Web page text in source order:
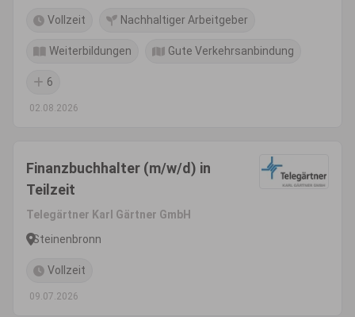
Vollzeit Nachhaltiger Arbeitgeber
Weiterbildungen Gute Verkehrsanbindung
6
02.08.2026
Finanzbuchhalter (m/w/d) in
Teilzeit
Telegärtner Karl Gärtner GmbH
Steinenbronn
Vollzeit
09.07.2026